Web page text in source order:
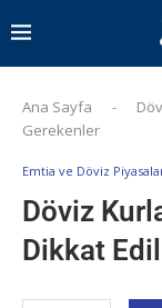
Ana Sayfa -
Gerekenler
Emtia ve Döviz
Döviz
Dikkat